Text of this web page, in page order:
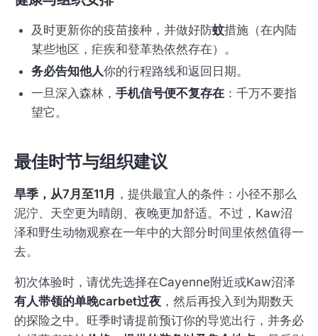
及时更新你的疫苗接种，并做好防蚊措施（在内陆
某些地区，疟疾和登革热依然存在）。
务必告知他人你的行程路线和返回日期。
一旦深入森林， 手机信号便不复存在 ：千万不要指
望它。
最佳时节与组织建议
旱季，从7月至11月 ，提供最宜人的条件：小径不那么
泥泞、天空更为晴朗、夜晚更加舒适。不过，Kaw沼
泽和野生动物观察在一年中的大部分时间里依然值得一
去。
初次体验时，请优先选择在Cayenne附近或Kaw沼泽
有人带领的单晚carbet过夜 ，然后再投入到为期数天
的探险之中。旺季时请提前预订你的导览出行，并务必